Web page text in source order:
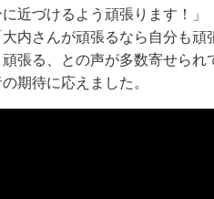
近づけるよう頑張ります！」
内さんが頑張るなら自分も頑
張る、との声が多数寄せられ
期待に応えました。